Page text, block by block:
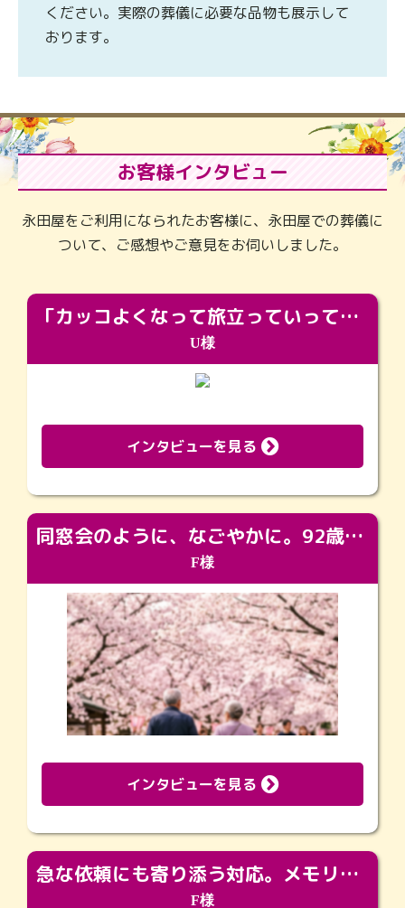
ください。実際の葬儀に必要な品物も展示して
おります。
お客様インタビュー
永田屋をご利用になられたお客様に、永田屋での葬儀に
ついて、ご感想やご意見をお伺いしました。
「カッコよくなって旅立っていってくれました（笑）もっとカッコいいって言ってあげればよかったな」
U様
インタビューを見る
同窓会のように、なごやかに。92歳の旅立ちを彩った、再会と感謝の場
F様
インタビューを見る
急な依頼にも寄り添う対応。メモリアルコーナーで振り返る大切な日々
F様